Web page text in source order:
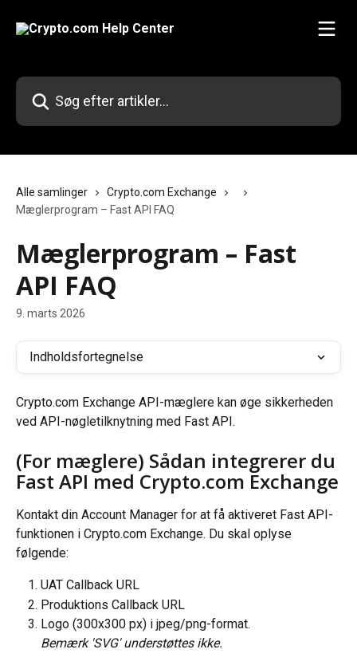
Søg efter artikler...
Alle samlinger
Crypto.com Exchange
Mæglerprogram – Fast API FAQ
Mæglerprogram – Fast
API FAQ
9. marts 2026
Indholdsfortegnelse
Crypto.com Exchange API-mæglere kan øge sikkerheden
ved API-nøgletilknytning med Fast API.
(For mæglere) Sådan integrerer du
Fast API med Crypto.com Exchange
Kontakt din Account Manager for at få aktiveret Fast API-
funktionen i Crypto.com Exchange. Du skal oplyse
følgende:
UAT Callback URL
Produktions Callback URL
Logo (300x300 px) i jpeg/png-format.
Bemærk 'SVG' understøttes ikke.